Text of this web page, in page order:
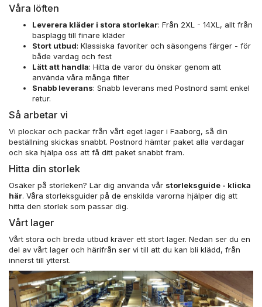
Våra löften
Leverera kläder i stora storlekar: Från 2XL - 14XL, allt från
basplagg till finare kläder
Stort utbud: Klassiska favoriter och säsongens färger - för
både vardag och fest
Lätt att handla: Hitta de varor du önskar genom att
använda våra många filter
Snabb leverans: Snabb leverans med Postnord samt enkel
retur.
Så arbetar vi
Vi plockar och packar från vårt eget lager i Faaborg, så din
beställning skickas snabbt. Postnord hämtar paket alla vardagar
och ska hjälpa oss att få ditt paket snabbt fram.
Hitta din storlek
Osäker på storleken? Lär dig använda vår storleksguide - klicka
här. Våra storleksguider på de enskilda varorna hjälper dig att
hitta den storlek som passar dig.
Vårt lager
Vårt stora och breda utbud kräver ett stort lager. Nedan ser du en
del av vårt lager och härifrån ser vi till att du kan bli klädd, från
innerst till ytterst.